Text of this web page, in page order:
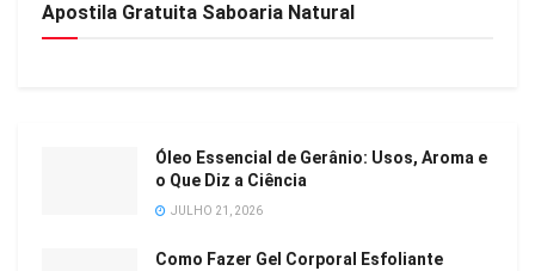
Apostila Gratuita Saboaria Natural
Óleo Essencial de Gerânio: Usos, Aroma e
o Que Diz a Ciência
JULHO 21, 2026
Como Fazer Gel Corporal Esfoliante